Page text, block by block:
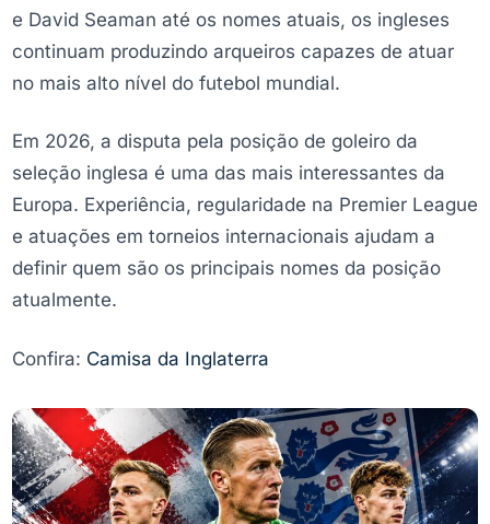
e David Seaman até os nomes atuais, os ingleses
continuam produzindo arqueiros capazes de atuar
no mais alto nível do futebol mundial.
Em 2026, a disputa pela posição de goleiro da
seleção inglesa é uma das mais interessantes da
Europa. Experiência, regularidade na Premier League
e atuações em torneios internacionais ajudam a
definir quem são os principais nomes da posição
atualmente.
Confira: Camisa da Inglaterra